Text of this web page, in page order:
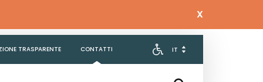
X
TRASPARENTE CONTATTI